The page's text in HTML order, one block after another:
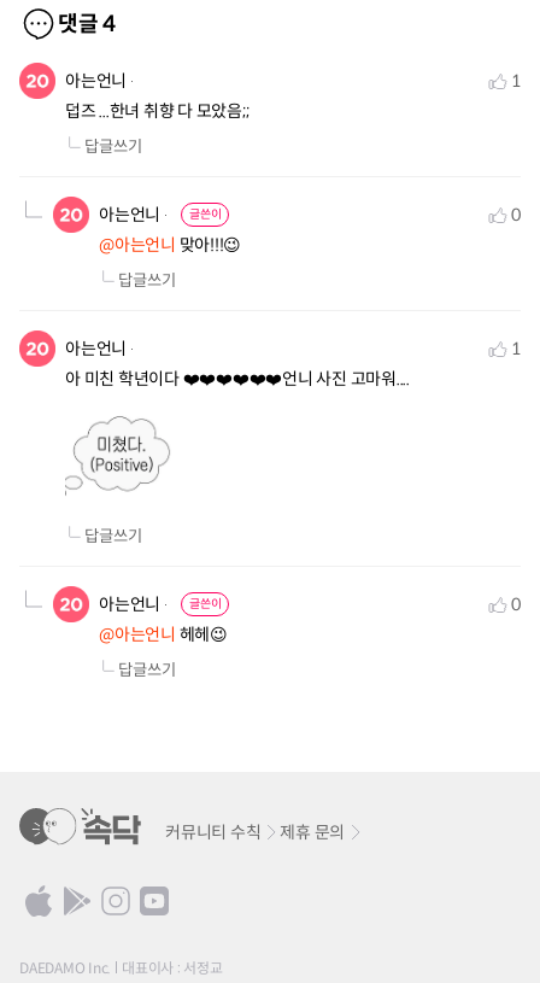
댓글4
아는언니
1
덥즈 ...한녀 취향 다 모았음;;
답글쓰기
아는언니 글쓴이
0
@아는언니 맞아!!!😉
답글쓰기
아는언니
1
아 미친 학년이다 ❤️❤️❤️❤️❤️❤️언니 사진 고마워....
답글쓰기
아는언니 글쓴이
0
@아는언니 헤헤😉
답글쓰기
커뮤니티 수칙 제휴 문의
DAEDAMO Inc. 대표이사 : 서정교